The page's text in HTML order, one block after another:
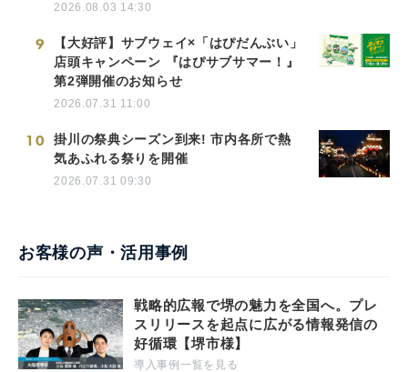
2026.08.03 14:30
9
【大好評】サブウェイ×「はぴだんぶい」
店頭キャンペーン 『はぴサブサマー！』
第2弾開催のお知らせ
2026.07.31 11:00
10
掛川の祭典シーズン到来! 市内各所で熱
気あふれる祭りを開催
2026.07.31 09:30
お客様の声・活用事例
戦略的広報で堺の魅力を全国へ。プレ
スリリースを起点に広がる情報発信の
好循環【堺市様】
導入事例一覧を見る